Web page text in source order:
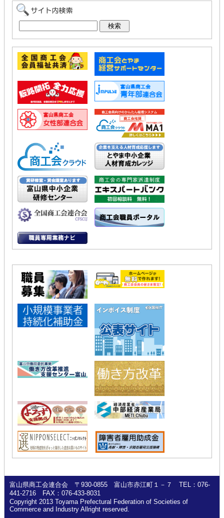
富山県商工会連合会 〒930-0855 富山市赤江町１－７ TEL：076-
441-2716 FAX：076-433-8031
Copyright 2013 Toyama Prefectural Federation of Societies of
Commerce and Industry Allright reserved.